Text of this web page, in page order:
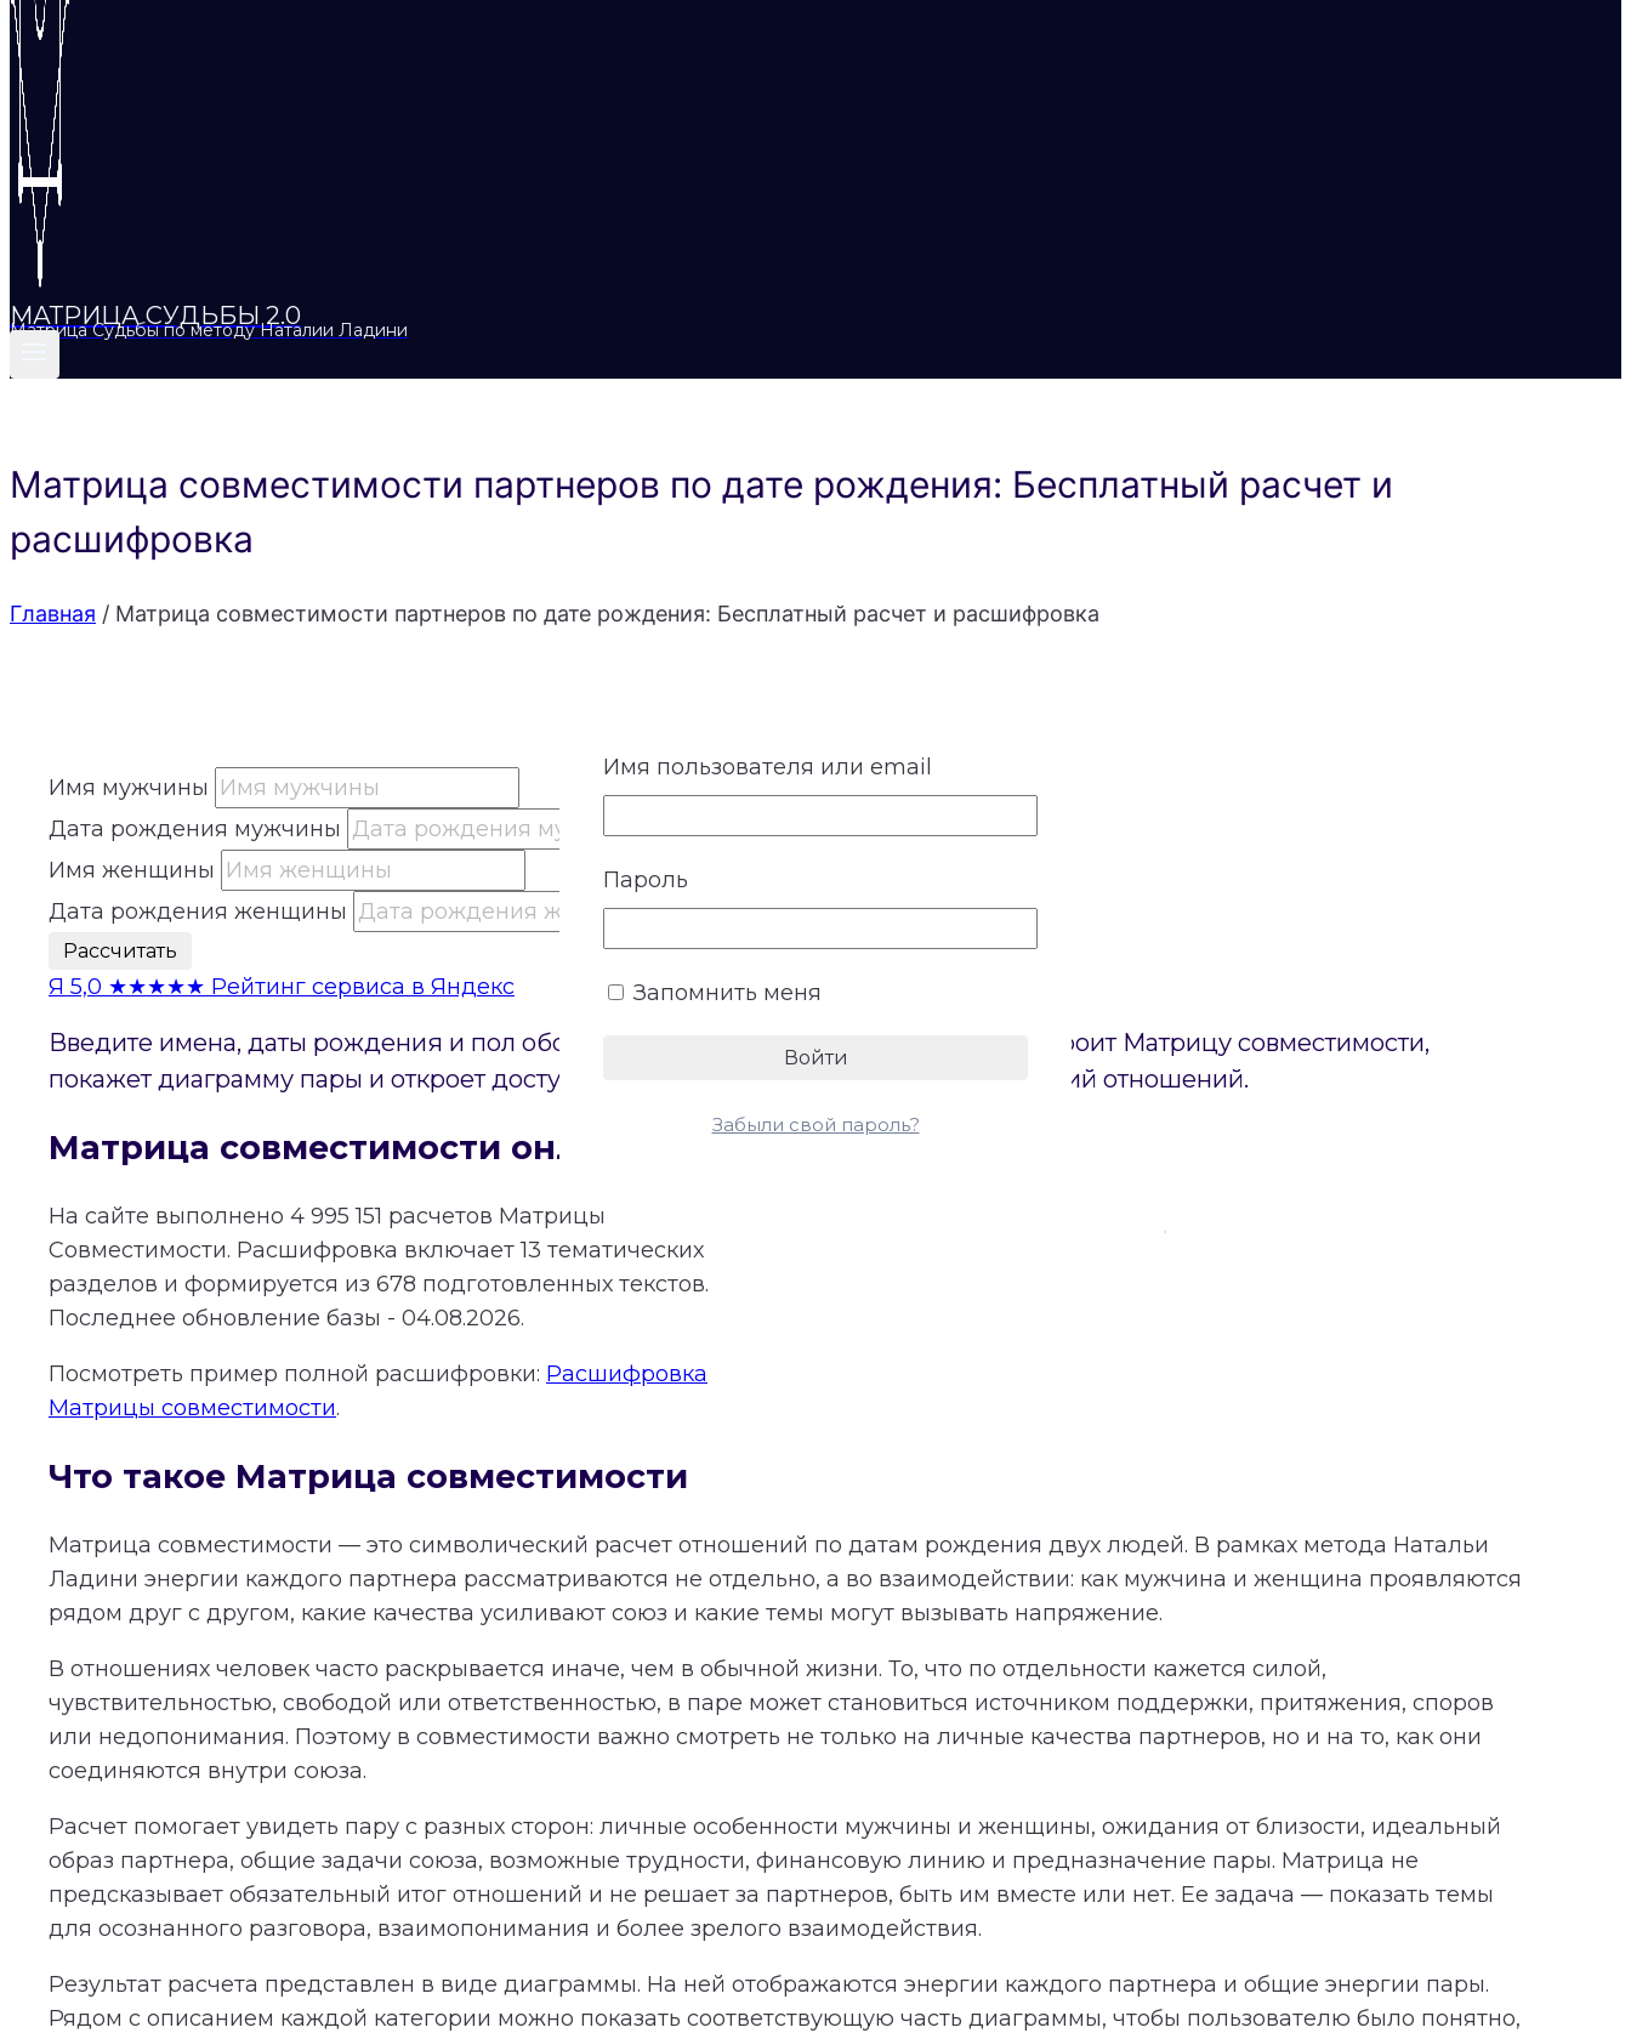
МАТРИЦА СУДЬБЫ 2.0
Матрица Судьбы по методу Наталии Ладини
Матрица совместимости партнеров по дате рождения: Бесплатный расчет и
расшифровка
Главная / Матрица совместимости партнеров по дате рождения: Бесплатный расчет и расшифровка
Имя мужчины
Дата рождения мужчины
Имя женщины
Дата рождения женщины
Рассчитать
Я 5,0 ★★★★★ Рейтинг сервиса в Яндекс
Введите имена, даты рождения и пол обоих партнеров. Онлайн-калькулятор построит Матрицу совместимости,
покажет диаграмму пары и откроет доступ к бесплатному расчету основных энергий отношений.
Матрица совместимости онлайн
На сайте выполнено 4 995 151 расчетов Матрицы
Совместимости. Расшифровка включает13 тематических
разделов и формируется из 678 подготовленных текстов.
Последнее обновление базы - 04.08.2026.
Посмотреть пример полной расшифровки: Расшифровка
Матрицы совместимости.
Что такое Матрица совместимости
Матрица совместимости — это символический расчет отношений по датам рождения двух людей. В рамках метода Натальи
Ладини энергии каждого партнера рассматриваются не отдельно, а во взаимодействии: как мужчина и женщина проявляются
рядом друг с другом, какие качества усиливают союз и какие темы могут вызывать напряжение.
В отношениях человек часто раскрывается иначе, чем в обычной жизни. То, что по отдельности кажется силой,
чувствительностью, свободой или ответственностью, в паре может становиться источником поддержки, притяжения, споров
или недопонимания. Поэтому в совместимости важно смотреть не только на личные качества партнеров, но и на то, как они
соединяются внутри союза.
Расчет помогает увидеть пару с разных сторон: личные особенности мужчины и женщины, ожидания от близости, идеальный
образ партнера, общие задачи союза, возможные трудности, финансовую линию и предназначение пары. Матрица не
предсказывает обязательный итог отношений и не решает за партнеров, быть им вместе или нет. Ее задача — показать темы
для осознанного разговора, взаимопонимания и более зрелого взаимодействия.
Результат расчета представлен в виде диаграммы. На ней отображаются энергии каждого партнера и общие энергии пары.
Рядом с описанием каждой категории можно показать соответствующую часть диаграммы, чтобы пользователю было понятно,
Имя пользователя или email
Пароль
Запомнить меня
Забыли свой пароль?